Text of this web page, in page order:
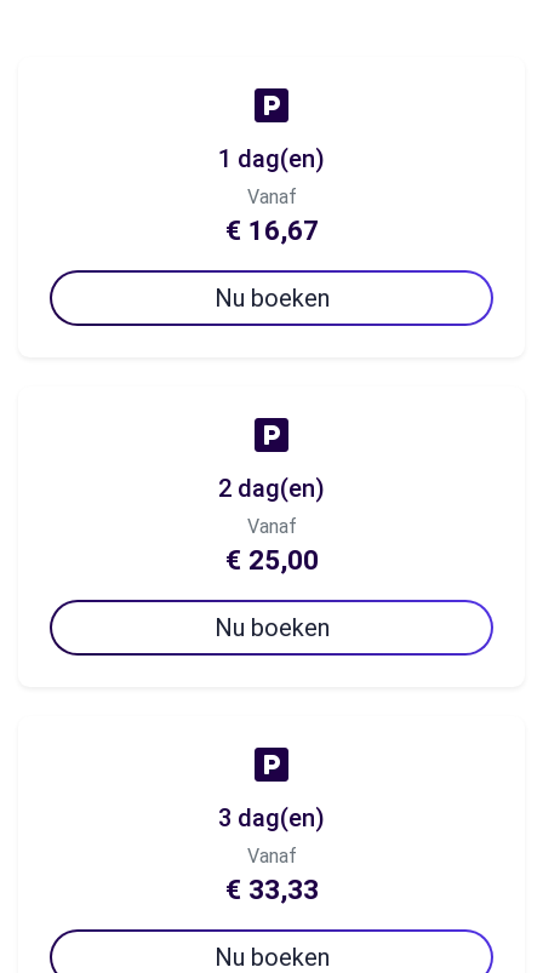
1 dag(en)
Vanaf
€ 16,67
Nu boeken
2 dag(en)
Vanaf
€ 25,00
Nu boeken
3 dag(en)
Vanaf
€ 33,33
Nu boeken